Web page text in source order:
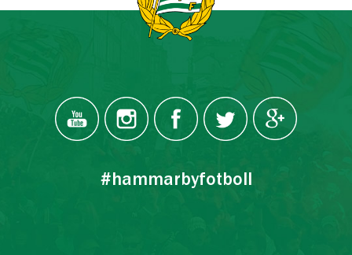
#hammarbyfotboll